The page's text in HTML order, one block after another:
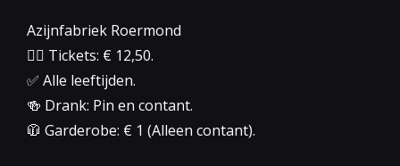
Azijnfabriek Roermond
👉🏻 Tickets: € 12,50.
✅ Alle leeftijden.
🍻 Drank: Pin en contant.
🧥 Garderobe: € 1 (Alleen contant).